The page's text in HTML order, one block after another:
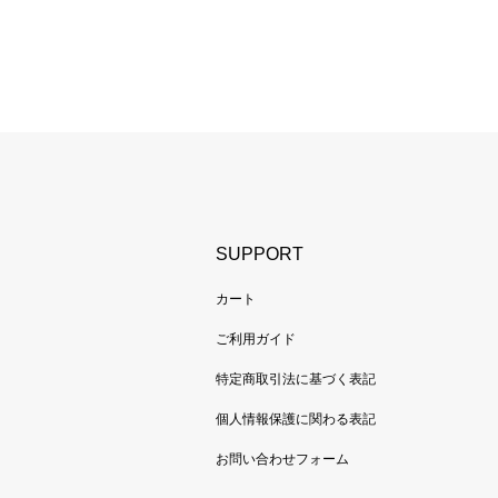
SUPPORT
カート
ご利用ガイド
特定商取引法に基づく表記
個人情報保護に関わる表記
お問い合わせフォーム